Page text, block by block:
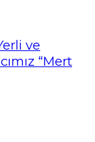
ve
“Mert